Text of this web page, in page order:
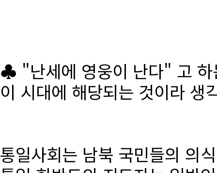
♣ "난세에 영웅이 난다" 고 하
이 시대에 해당되는 것이라 생
통일사회는 남북 국민들의 의